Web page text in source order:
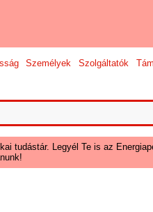
Személyek Szolgáltatók
tudástár. Legyél Te is az